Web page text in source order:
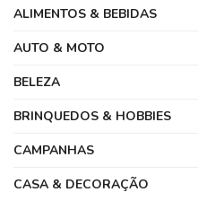
ALIMENTOS & BEBIDAS
AUTO & MOTO
BELEZA
BRINQUEDOS & HOBBIES
CAMPANHAS
CASA & DECORAÇÃO